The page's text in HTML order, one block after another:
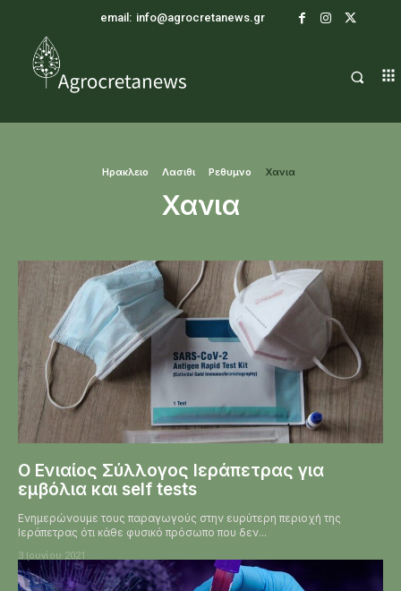
email: info@agrocretanews.gr
Ηρακλειο Λασιθι Ρεθυμνο Χανια
Χανια
Ο Ενιαίος Σύλλογος Ιεράπετρας για
εμβόλια και self tests
Ενημερώνουμε τους παραγωγούς στην ευρύτερη περιοχή της
Ιεράπετρας ότι κάθε φυσικό πρόσωπο που δεν...
3 Ιουνίου 2021